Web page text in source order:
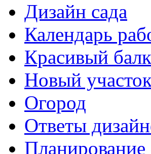
Дизайн сада
Календарь
Красивый
Новый участок
Огород
Ответы
Планирование